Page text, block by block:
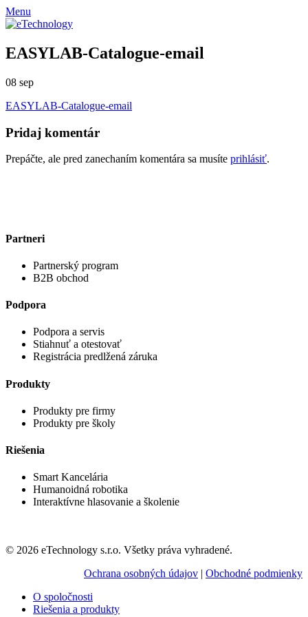
Menu
EASYLAB-Catalogue-email
08 sep
EASYLAB-Catalogue-email
Pridaj komentár
Prepáčte, ale pred zanechaním komentára sa musíte prihlásiť.
Partneri
Partnerský program
B2B obchod
Podpora
Podpora a servis
Stiahnuť a otestovať
Registrácia predlžená záruka
Produkty
Produkty pre firmy
Produkty pre školy
Riešenia
Smart Kancelária
Humanoidná robotika
Interaktívne hlasovanie a školenie
© 2026 eTechnology s.r.o. Všetky práva vyhradené.
Ochrana osobných údajov | Obchodné podmienky
O spoločnosti
Riešenia a produkty